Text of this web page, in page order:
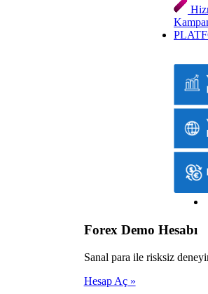
Forex Demo Hesabı
Sanal para ile risksiz
Hesap Aç »